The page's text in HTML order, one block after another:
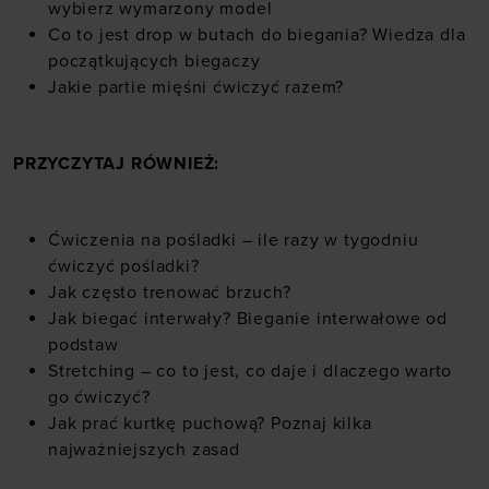
wybierz wymarzony model
Co to jest drop w butach do biegania? Wiedza dla
początkujących biegaczy
Jakie partie mięśni ćwiczyć razem?
PRZYCZYTAJ RÓWNIEŻ:
Ćwiczenia na pośladki – ile razy w tygodniu
ćwiczyć pośladki?
Jak często trenować brzuch?
Jak biegać interwały? Bieganie interwałowe od
podstaw
Stretching – co to jest, co daje i dlaczego warto
go ćwiczyć?
Jak prać kurtkę puchową? Poznaj kilka
najważniejszych zasad